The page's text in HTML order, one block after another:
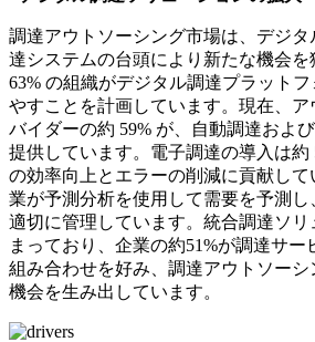
調達アウトソーシング市場は、デジ
達システムの台頭により新たな機会
63% の組織がデジタル調達プラット
やすことを計画しています。現在、ア
バイダーの約 59% が、自動調達およ
提供しています。電子調達の導入は約
の効率向上とエラーの削減に貢献して
業が予測分析を使用して需要を予測し
適切に管理しています。統合調達ソ
まっており、企業の約51%が調達サ
組み合わせを好み、調達アウトソー
機会を生み出しています。